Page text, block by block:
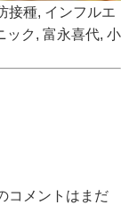
接種, インフルエ
ック , 富永喜代, 小
コメントはまだ